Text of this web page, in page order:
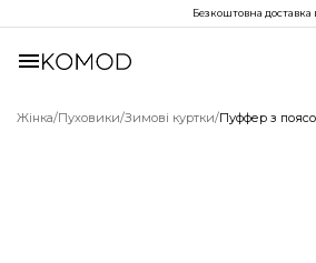
Безкоштовна доставка
Жінка/Пуховики/Зимові куртки/Пуффер з